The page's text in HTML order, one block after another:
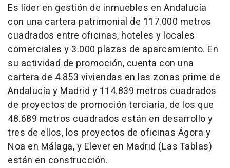
Es líder en gestión de inmuebles en Andalucía
con una cartera patrimonial de 117.000 metros
cuadrados entre oficinas, hoteles y locales
comerciales y 3.000 plazas de aparcamiento. En
su actividad de promoción, cuenta con una
cartera de 4.853 viviendas en las zonas prime de
Andalucía y Madrid y 114.839 metros cuadrados
de proyectos de promoción terciaria, de los que
48.689 metros cuadrados están en desarrollo y
tres de ellos, los proyectos de oficinas Ágora y
Noa en Málaga, y Elever en Madrid (Las Tablas)
están en construcción.